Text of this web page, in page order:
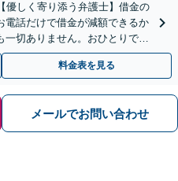
優しく寄り添う弁護士】借金の
電話だけで借金が減額できるか
一切ありません。おひとりで悩
話相談可】
料金表を見る
メールでお問い合わせ